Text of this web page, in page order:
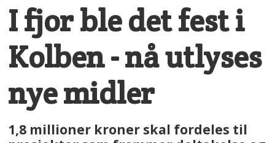
I fjor ble det fest i
Kolben - nå utlyses
nye midler
1,8 millioner kroner skal fordeles til